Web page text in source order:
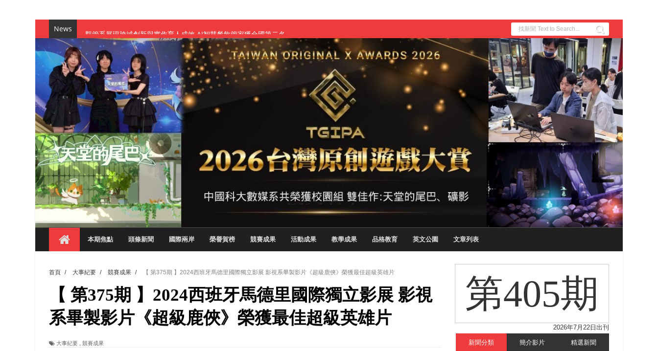
News
觀管系展現跨域創新與實作育人成效 AI智慧餐飲管家獲全國第二名
學務處舉辦「董事長『聊』心室」 上官董事長與青年學子溫馨對談 傳遞品格與智慧力量
成人之美成就學生夢想 菁英學程陪伴財金系學生蛻變成金融新星
金曲陣容強勢進駐！中國科大原民音樂成果展 燃爆傳統與現代
數媒系《天堂的尾巴》、《礦影》勇奪台灣原創遊戲大賞雙佳作
師生攜手磨練一個月！觀管系榮獲天籟盃全國大專廣播詞競賽英文組佳作
一銀彭仁主中國科大開講 解密AI時代的金融轉型與數位正義
通識教育中心主辦「114學年度AI英文自我介紹比賽」成績出爐
數據後的溫度：財金系傑出校友共議「人文素養」 點亮智慧金融時代的跨域新局
森城建設股份有限公司捐贈 嘉惠行管系莘莘學子
產學合作新里程！財金系師生參訪中租控股 探索金融實習優勢
英文公園 315期
【 第404期 】影視系榮獲59屆美國休士頓國際影展最高榮譽白金獎
【 第404期 】你抓得到我嗎？數媒系VR新創遊戲抱回金點新秀獎
【 第404期 】探索空間設計解方 室設系學子於 2026 TSID 提出具體舊建築再利用提案
【 第404期 】從創意到實踐 數媒系學生於技專校院電腦動畫競賽嶄露頭角
【 第404期 】以品格奠基、用領導領航：中國科大雙校區學生會全國賽勇奪佳績
【 第404期 】此夏，向未來！ 中國科大新竹畢典青銀共學、逐夢啟航
領航AI創先例！ 數媒系錄音室獲「杜比全景聲」與「Wwise」雙認證
本期焦點 頭條新聞 國際兩岸 榮譽賀榜 競賽成果 活動成果 教學成果 品格教育 英文公園 文章列表
首頁 / 大事紀要 / 競賽成果 / 【 第375期 】2024西班牙馬德里國際獨立影展 影視系畢製影片《超級鹿俠》榮獲最佳超級英雄片
【 第375期 】2024西班牙馬德里國際獨立影展 影視
系畢製影片《超級鹿俠》榮獲最佳超級英雄片
大事紀要 競賽成果
第405期
2026年7月22日出刊
新聞分類 簡介影片 精選新聞